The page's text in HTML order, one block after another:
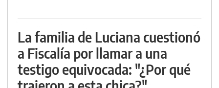
La familia de Luciana cuestionó
a Fiscalía por llamar a una
testigo equivocada: "¿Por qué